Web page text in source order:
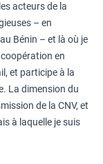
acteurs de la
– en
Bénin – et là où je
en
et participe à la
La dimension du
de la CNV, et
à laquelle je suis